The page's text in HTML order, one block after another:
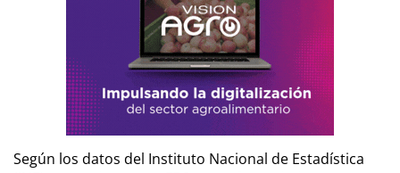
Según los datos del Instituto Nacional de Estadística